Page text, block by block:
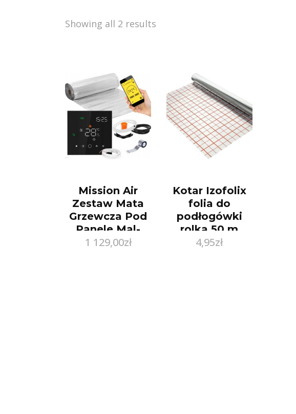
Showing all 2 results
Mission Air
Zestaw Mata
Grzewcza Pod
Panele Mal-
160WxM² 6M²
1 129,00zł
Kotar Izofolix
folia do
podłogówki
rolka 50 m
4,95zł